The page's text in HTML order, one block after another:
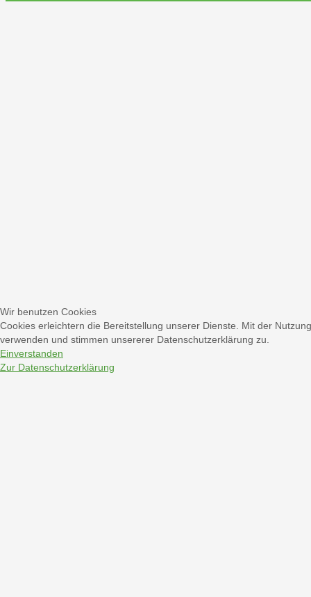
Wir benutzen Cookies
Cookies erleichtern die Bereitstellung unserer Dienste. Mit der
verwenden und stimmen unsererer Datenschutzerklärung zu.
Einverstanden
Zur Datenschutzerklärung